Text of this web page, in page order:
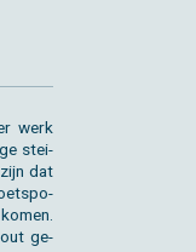
werk
stei­
dat
ge­